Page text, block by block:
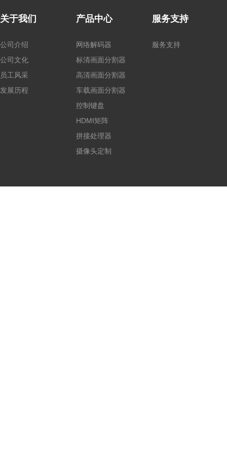
关于我们
公司介绍
公司文化
员工风采
发展历程
产品中心
网络解码器
标清画面分割器
高清画面分割器
车载画面分割器
控制键盘
HDMI矩阵
拼接处理器
摄像头定制
服务支持
服务支持